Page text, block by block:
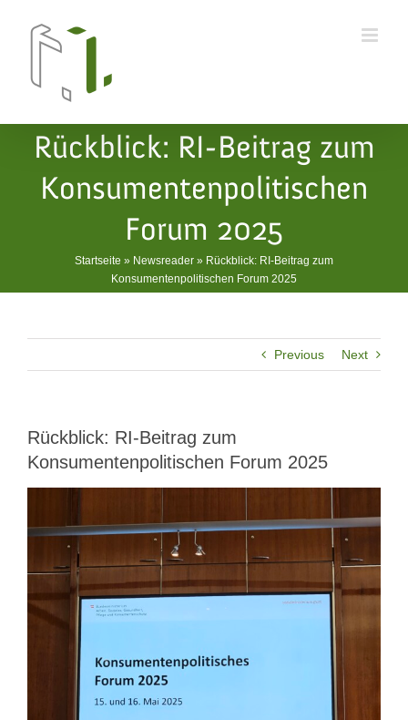
Rückblick: RI-Beitrag zum
Konsumentenpolitischen
Forum 2025
Startseite » Newsreader » Rückblick: RI-Beitrag zum
Konsumentenpolitischen Forum 2025
Previous Next
Rückblick: RI-Beitrag zum
Konsumentenpolitischen Forum 2025
Image